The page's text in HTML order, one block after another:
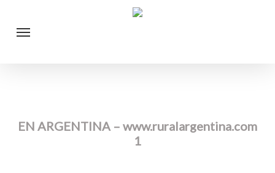
Menu
EN ARGENTINA – www.ruralargentina.com
1